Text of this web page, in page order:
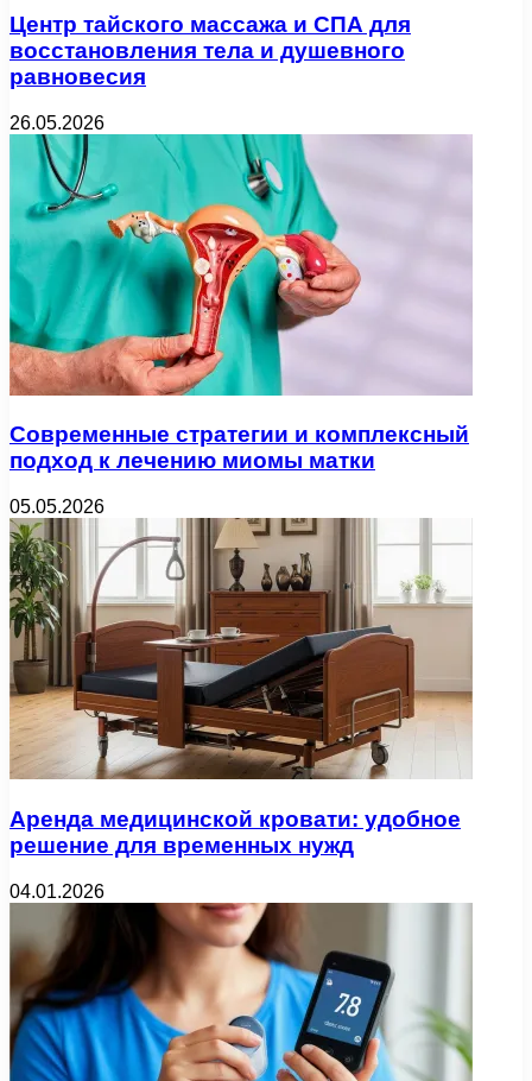
Центр тайского массажа и СПА для
восстановления тела и душевного
равновесия
26.05.2026
Современные стратегии и комплексный
подход к лечению миомы матки
05.05.2026
Аренда медицинской кровати: удобное
решение для временных нужд
04.01.2026